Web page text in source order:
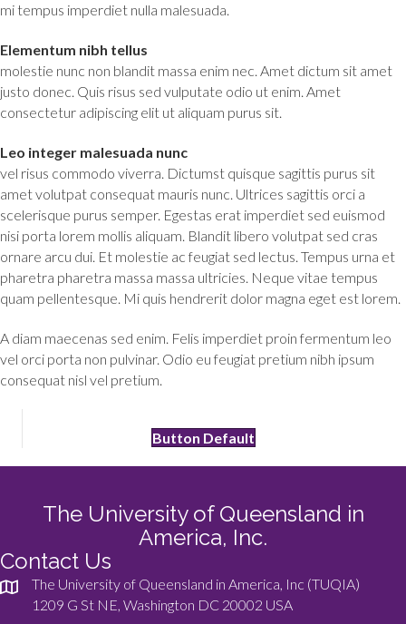
mi tempus imperdiet nulla malesuada.
Elementum nibh tellus
molestie nunc non blandit massa enim nec. Amet dictum sit amet
justo donec. Quis risus sed vulputate odio ut enim. Amet
consectetur adipiscing elit ut aliquam purus sit.
Leo integer malesuada nunc
vel risus commodo viverra. Dictumst quisque sagittis purus sit
amet volutpat consequat mauris nunc. Ultrices sagittis orci a
scelerisque purus semper. Egestas erat imperdiet sed euismod
nisi porta lorem mollis aliquam. Blandit libero volutpat sed cras
ornare arcu dui. Et molestie ac feugiat sed lectus. Tempus urna et
pharetra pharetra massa massa ultricies. Neque vitae tempus
quam pellentesque. Mi quis hendrerit dolor magna eget est lorem.
A diam maecenas sed enim. Felis imperdiet proin fermentum leo
vel orci porta non pulvinar. Odio eu feugiat pretium nibh ipsum
consequat nisl vel pretium.
Button Default
The University of Queensland in
America, Inc.
Contact Us
The University of Queensland in America, Inc (TUQIA)
1209 G St NE, Washington DC 20002 USA